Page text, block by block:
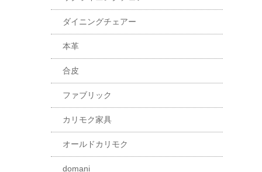
ダイニングチェアー
本革
合皮
ファブリック
カリモク家具
オールドカリモク
domani